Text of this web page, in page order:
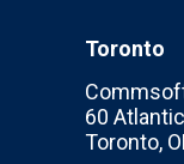
Toronto
60
Toronto,